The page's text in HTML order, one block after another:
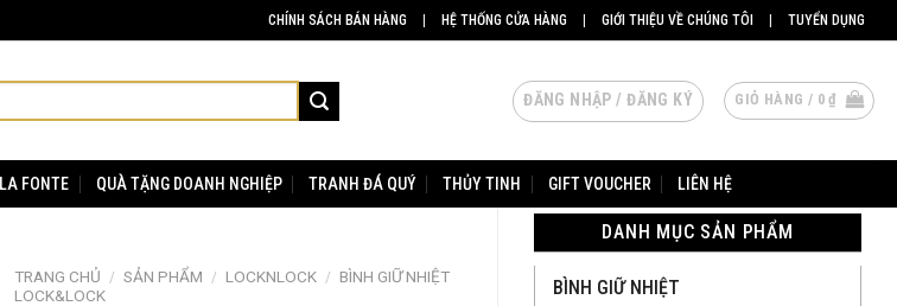
CHÍNH SÁCH BÁN HÀNG | HỆ THỐNG CỬA HÀNG | GIỚI THIỆU VỀ CHÚNG TÔI | TUYỂN DỤNG
ĐĂNG NHẬP / ĐĂNG KÝ GIỎ HÀNG / 0₫
LA FONTE QUÀ TẶNG DOANH NGHIỆP TRANH ĐÁ QUÝ THỦY TINH GIFT VOUCHER LIÊN HỆ
DANH MỤC SẢN PHẨM
BÌNH GIỮ NHIỆT
TRANG CHỦ / SẢN PHẨM / LOCKNLOCK / BÌNH GIỮ NHIỆT
LOCK&LOCK